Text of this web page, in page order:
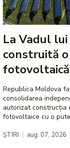
La Vadul
construită
fotovoltaică
Republica Moldova
consolidarea
autorizat construcția
fotovoltaice cu o
ȘTIRI aug. 07, 2026